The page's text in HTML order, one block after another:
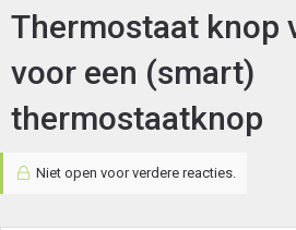
Thermostaat knop
voor een (smart)
thermostaatknop
Niet open voor verdere reacties.